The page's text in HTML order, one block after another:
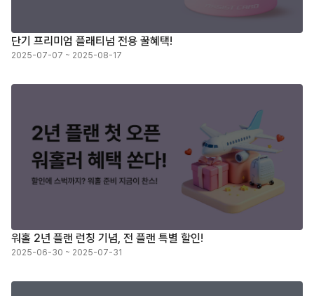
단기 프리미엄 플래티넘 전용 꿀혜택!
2025-07-07 ~ 2025-08-17
워홀 2년 플랜 런칭 기념, 전 플랜 특별 할인!
2025-06-30 ~ 2025-07-31